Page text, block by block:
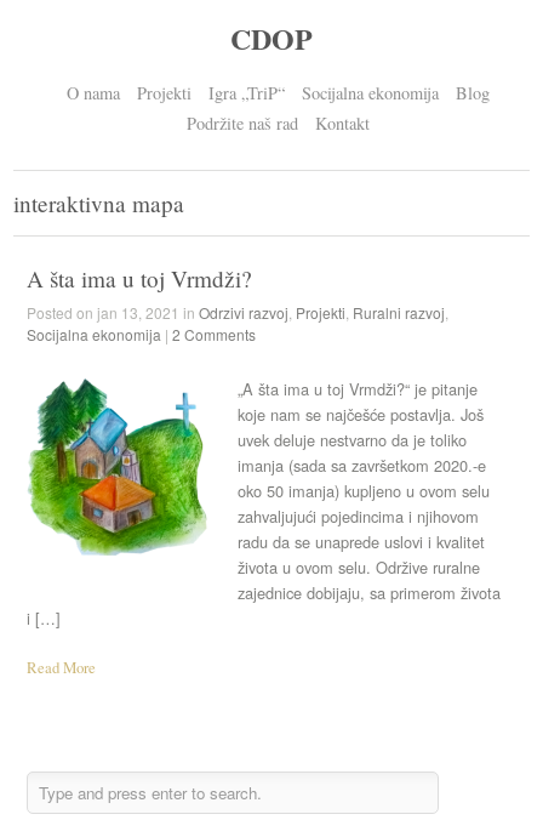
CDOP
O nama Projekti Igra „TriP“ Socijalna ekonomija
Blog
Podržite naš rad
Kontakt
interaktivna mapa
A šta ima u toj Vrmdži?
Posted on jan 13, 2021 in Odrzivi razvoj Projekti Ruralni razvoj
Socijalna ekonomija | 2 Comments
„A šta ima u toj Vrmdži?“ je pitanje
koje nam se najčešće postavlja. Još
uvek deluje nestvarno da je toliko
imanja (sada sa završetkom 2020.-e
oko 50 imanja) kupljeno u ovom selu
zahvaljujući pojedincima i njihovom
radu da se unaprede uslovi i kvalitet
života u ovom selu. Održive ruralne
zajednice dobijaju, sa primerom života
i […]
Read More